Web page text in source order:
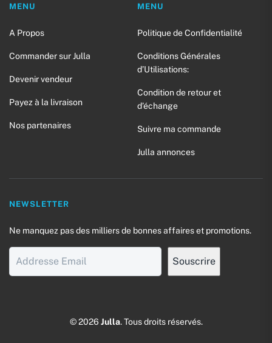
MENU
A Propos
Commander sur Julla
Devenir vendeur
Payez à la livraison
Nos partenaires
MENU
Politique de Confidentialité
Conditions Générales
d’Utilisations:
Condition de retour et
d’échange
Suivre ma commande
Julla annonces
NEWSLETTER
Ne manquez pas des milliers de bonnes affaires et promotions.
© 2026 Julla. Tous droits réservés.